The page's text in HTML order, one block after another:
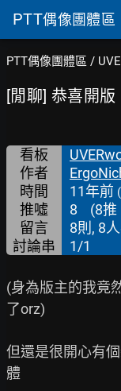
PTT偶像團體區
PTT偶像團體區 /
[閒聊] 恭喜開版
看板
作者
時間 11年前
推噓 8 (8推
留言
8則, 8人
討論串 1/1
(身為版主的我竟
了orz)
但還是很開心有
體